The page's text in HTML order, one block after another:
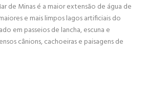
de Minas é a maior extensão de água de
e mais limpos lagos artificiais do
em passeios de lancha, escuna e
cânions, cachoeiras e paisagens de